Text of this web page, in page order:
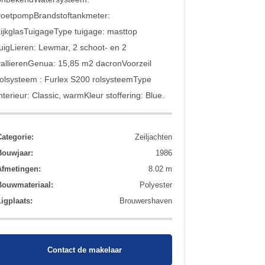
tuigage: masttop
Lewmar, 2 schoot- en 2
15,85 m2 dacronVoorzeil
: Furlex S200 rolsysteemType
Classic, warmKleur stoffering: Blue.
Zeiljachten
1986
8.02 m
Polyester
Brouwershaven
Contact de makelaar